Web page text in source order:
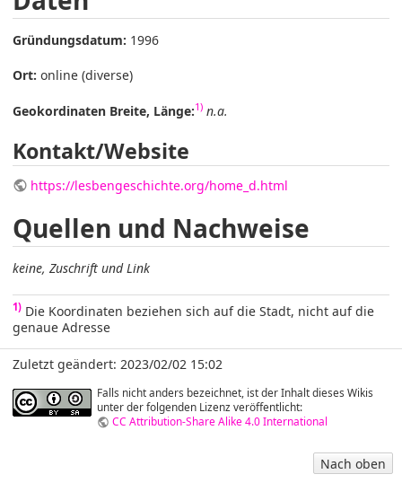
Nach oben
Gründungsdatum: 1996
Ort: online (diverse)
Geokordinaten Breite, Länge:1) n.a.
Kontakt/Website
https://lesbengeschichte.org/home_d.html
Quellen und Nachweise
keine, Zuschrift und Link
1) Die Koordinaten beziehen sich auf die Stadt, nicht auf die
genaue Adresse
Zuletzt geändert: 2023/02/02 15:02
Falls nicht anders bezeichnet, ist der Inhalt dieses Wikis
unter der folgenden Lizenz veröffentlicht:
CC Attribution-Share Alike 4.0 International